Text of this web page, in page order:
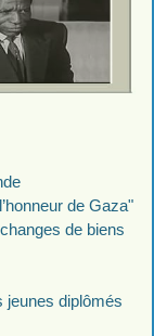
de Gaza"
de biens
jeunes diplômés